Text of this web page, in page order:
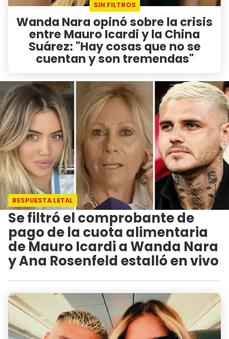
SIN FILTROS
Wanda Nara opinó sobre la crisis
entre Mauro Icardi y la China
Suárez: "Hay cosas que no se
cuentan y son tremendas"
RESPUESTA LETAL
Se filtró el comprobante de
pago de la cuota alimentaria
de Mauro Icardi a Wanda Nara
y Ana Rosenfeld estalló en vivo